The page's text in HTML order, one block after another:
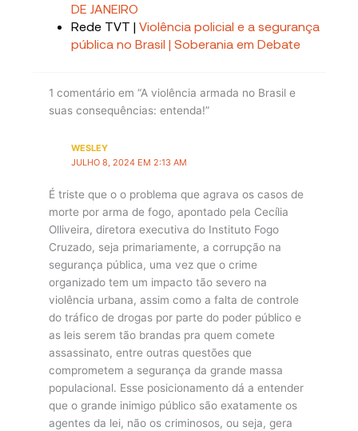
DE JANEIRO
Rede TVT |Violência policial e a segurança
pública no Brasil | Soberania em Debate
1 comentário em “A violência armada no Brasil e
suas consequências: entenda!”
WESLEY
JULHO 8, 2024 EM 2:13 AM
É triste que o o problema que agrava os casos de
morte por arma de fogo, apontado pela Cecília
Olliveira, diretora executiva do Instituto Fogo
Cruzado, seja primariamente, a corrupção na
segurança pública, uma vez que o crime
organizado tem um impacto tão severo na
violência urbana, assim como a falta de controle
do tráfico de drogas por parte do poder público e
as leis serem tão brandas pra quem comete
assassinato, entre outras questões que
comprometem a segurança da grande massa
populacional. Esse posicionamento dá a entender
que o grande inimigo público são exatamente os
agentes da lei, não os criminosos, ou seja, gera